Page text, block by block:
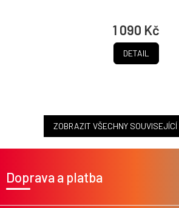
1 090 Kč
DETAIL
ZOBRAZIT VŠECHNY SOUVISEJÍCÍ
Doprava a platba